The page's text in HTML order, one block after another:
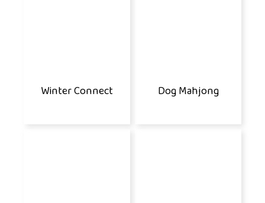
Winter Connect Dog Mahjong